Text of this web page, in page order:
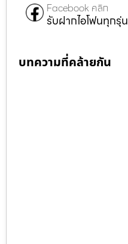
Facebook คลิก
รับฝากไอโฟนทุกรุ่น
บทความที่คล้ายกัน